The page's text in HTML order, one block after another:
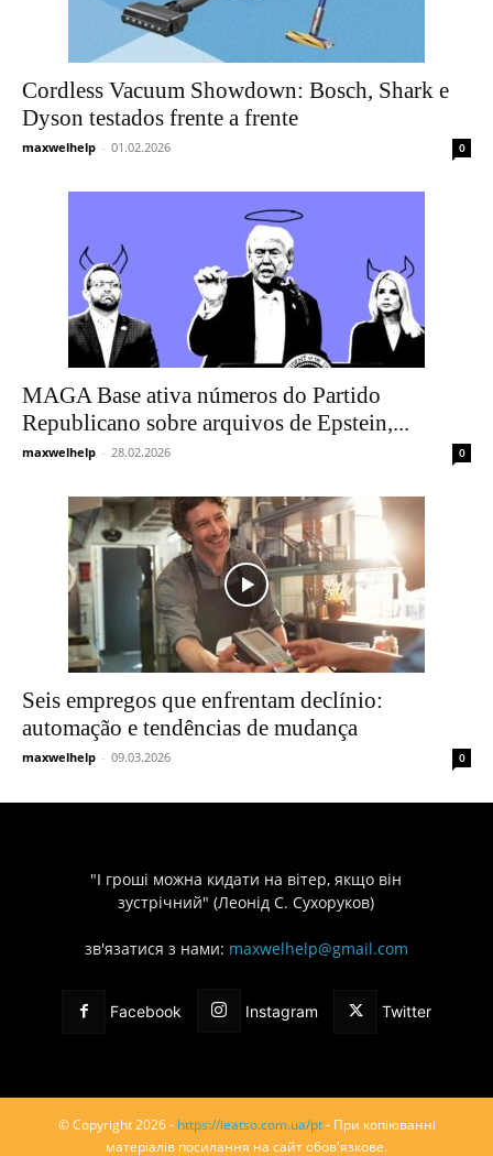
Cordless Vacuum Showdown: Bosch, Shark e
Dyson testados frente a frente
maxwelhelp - 01.02.2026 0
MAGA Base ativa números do Partido
Republicano sobre arquivos de Epstein,...
maxwelhelp - 28.02.2026 0
Seis empregos que enfrentam declínio:
automação e tendências de mudança
maxwelhelp - 09.03.2026 0
"І гроші можна кидати на вітер, якщо він
зустрічний" (Леонід С. Сухоруков)
зв'язатися з нами: maxwelhelp@gmail.com
Facebook Instagram Twitter
© Copyright 2026 - https://ieatso.com.ua/pt- При копіюванні
матеріалів посилання на сайт обов'язкове.